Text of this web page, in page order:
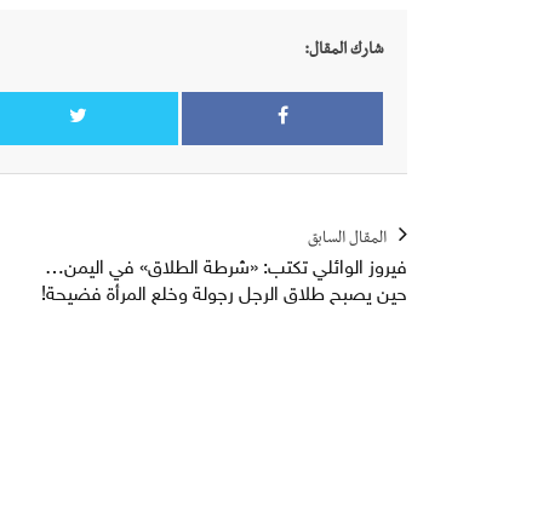
شارك المقال:
المقال السابق
فيروز الوائلي تكتب: «شرطة الطلاق» في اليمن…
حين يصبح طلاق الرجل رجولة وخلع المرأة فضيحة!